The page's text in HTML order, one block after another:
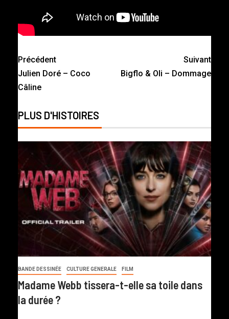
Précédent
Julien Doré – Coco
Câline
Suivant
Bigflo & Oli – Dommage
PLUS D'HISTOIRES
BANDE DESSINÉE CULTURE GENERALE FILM
Madame Webb tissera-t-elle sa toile dans
la durée ?